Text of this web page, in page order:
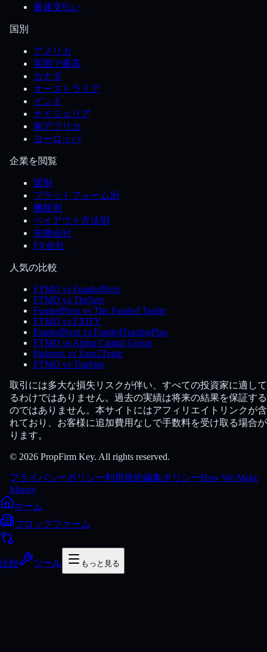
最速支払い
国別
アメリカ
英国で最高
カナダ
オーストラリア
インド
ナイジェリア
南アフリカ
ヨーロッパ
企業を閲覧
国別
プラットフォーム別
機能別
ペイアウト方法別
先物会社
FX会社
人気の比較
FTMO vs FundedNext
FTMO vs The5ers
FundedNext vs The Funded Trader
FTMO vs FXIFY
FundedNext vs FundedTradingPlus
FTMO vs Alpha Capital Group
Bulenox vs Earn2Trade
FTMO vs TopStep
取引には多大な損失リスクが伴い、すべての投資家に適し
るわけではありません。過去の実績は将来の結果を保証す
のではありません。本サイトにはアフィリエイトリンクが
れており、お客様に追加費用なしで手数料を受け取る場合
ります。
© 2026 PropFirm Key. All rights reserved.
プライバシーポリシー利用規約編集ポリシーHow We Make
Money
ホーム
プロップファーム
比較 ツール もっと見る